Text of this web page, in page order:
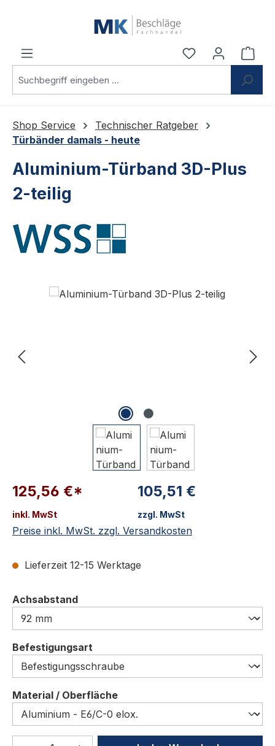
Du hast 0
Shop Service
Technischer Ratgeber
Türbänder damals - heute
Aluminium-Türband 3D-Plus
2-teilig
125,56 €*
inkl. MwSt
105,51 €
zzgl. MwSt
Preise inkl. MwSt. zzgl. Versandkosten
Lieferzeit 12-15 Werktage
Achsabstandauswählen
Befestigungsart
Material / Oberflächeauswählen